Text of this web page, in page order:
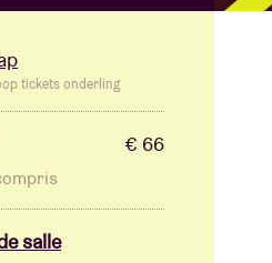
tickets onderling
€ 66
salle